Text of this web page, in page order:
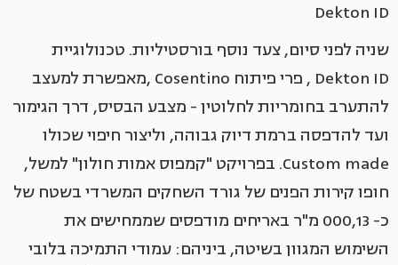
Dekton ID
שניה לפני סיום, צעד נוסף בורסטיליות. טכנולוגיית
Dekton ID , פרי פיתוח Cosentino ,מאפשרת למעצב
להתערב בחומריות לחלוטין - מצבע הבסיס, דרך הגימור
ועד להדפסה ברמת דיוק גבוהה, וליצור חיפוי שכולו
Custom made. בפרויקט "קמפוס אמות חולון" למשל,
חופו קירות הפנים של גורד השחקים המשרדי בשטח של
כ- 000,13 מ"ר באריחים מודפסים שממחישים את
השימוש המגוון בשיטה, ביניהם: עמודי התמיכה בלובי